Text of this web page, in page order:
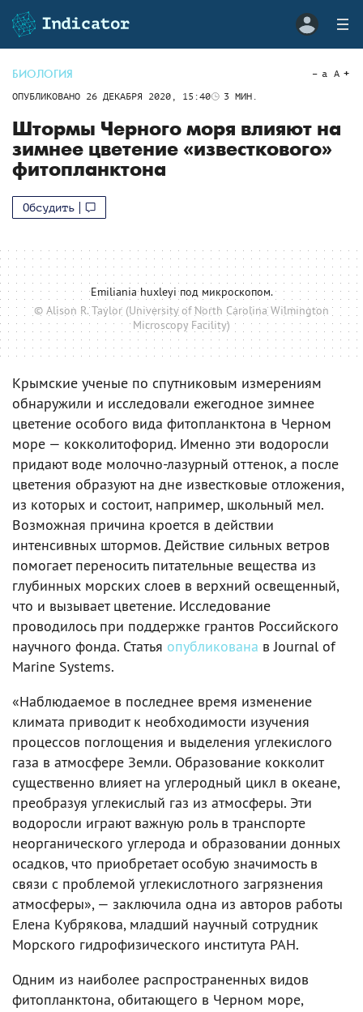
БИОЛОГИЯ
ОПУБЛИКОВАНО 26 ДЕКАБРЯ 2020, 15:40 3 МИН.
a A
Штормы Черного моря влияют на
зимнее цветение «известкового»
фитопланктона
Обсудить
Emiliania huxleyi под микроскопом.
© Alison R. Taylor (University of North Carolina Wilmington
Microscopy Facility)
Крымские ученые по спутниковым измерениям
обнаружили и исследовали ежегодное зимнее
цветение особого вида фитопланктона в Черном
море — кокколитофорид. Именно эти водоросли
придают воде молочно-лазурный оттенок, а после
цветения образуют на дне известковые отложения,
из которых и состоит, например, школьный мел.
Возможная причина кроется в действии
интенсивных штормов. Действие сильных ветров
помогает переносить питательные вещества из
глубинных морских слоев в верхний освещенный,
что и вызывает цветение. Исследование
проводилось при поддержке грантов Российского
научного фонда. Статья опубликована в Journal of
Marine Systems.
«Наблюдаемое в последнее время изменение
климата приводит к необходимости изучения
процессов поглощения и выделения углекислого
газа в атмосфере Земли. Образование кокколит
существенно влияет на углеродный цикл в океане,
преобразуя углекислый газ из атмосферы. Эти
водоросли играют важную роль в транспорте
неорганического углерода и образовании донных
осадков, что приобретает особую значимость в
связи с проблемой углекислотного загрязнения
атмосферы», — заключила одна из авторов работы
Елена Кубрякова, младший научный сотрудник
Морского гидрофизического института РАН.
Одним из наиболее распространенных видов
фитопланктона, обитающего в Черном море,